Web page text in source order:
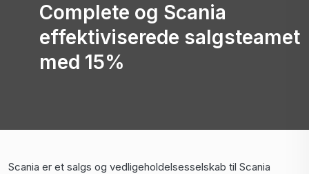
Complete og Scania
effektiviserede salgsteamet
med 15%
Scania er et salgs og vedligeholdelsesselskab til Scania